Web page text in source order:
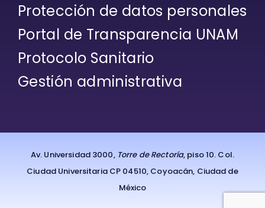
Protección de datos personales
Portal de Transparencia UNAM
Protocolo Sanitario
Gestión administrativa
Av. Universidad 3000, Torre de Rectoría, piso 10. Col.
Ciudad Universitaria CP 04510, Coyoacán, Ciudad de
México